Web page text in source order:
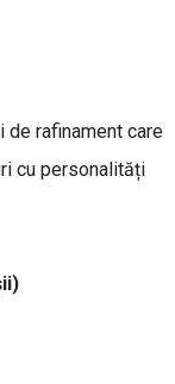
de rafinament care
cu personalități